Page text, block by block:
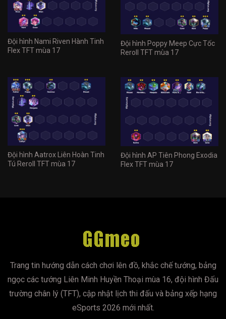
Đội hình Nami Riven Hành Tinh
Flex TFT mùa 17
Đội hình Poppy Meep Cực Tốc
Reroll TFT mùa 17
Đội hình Aatrox Liên Hoàn Tinh
Tú Reroll TFT mùa 17
Đội hình AP Tiên Phong Exodia
Flex TFT mùa 17
Trang tin hướng dẫn cách chơi lên đồ, khắc chế tướng, bảng
ngọc các tướng Liên Minh Huyền Thoại mùa 16, đội hình Đấu
trường chân lý (TFT), cập nhật lịch thi đấu và bảng xếp hạng
eSports 2026 mới nhất.